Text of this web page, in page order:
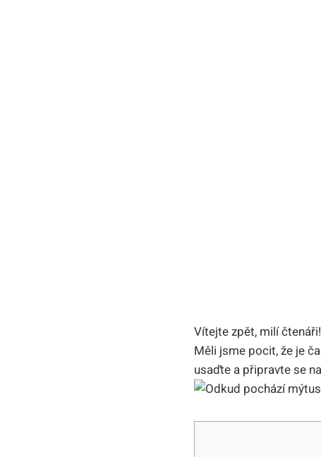
Vítejte zpět, milí
Měli jsme pocit, že je
usaďte a připravte se